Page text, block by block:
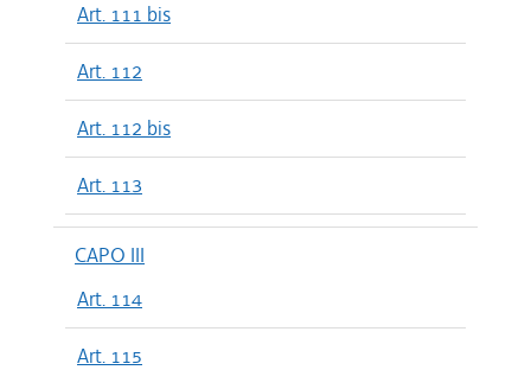
Art. 111 bis
Art. 112
Art. 112 bis
Art. 113
CAPO III
Art. 114
Art. 115